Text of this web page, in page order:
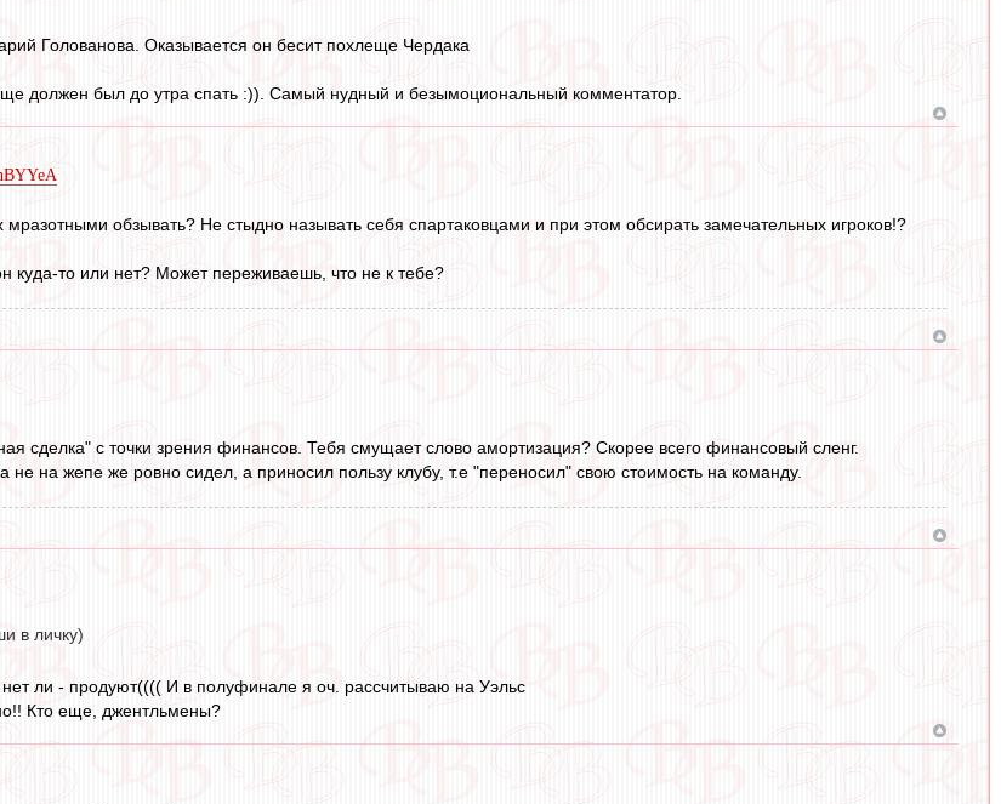
Голованова. Оказывается он бесит похлеще Чердака
должен был до утра спать :)). Самый нудный и безымоциональный комментатор.
обзывать? Не стыдно называть себя спартаковцами и при этом обсирать замечательных игроков!?
куда-то или нет? Может переживаешь, что не к тебе?
сделка" с точки зрения финансов. Тебя смущает слово амортизация? Скорее всего финансовый сленг.
не на жепе же ровно сидел, а приносил пользу клубу, т.е "переносил" свою стоимость на команду.
в личку)
нет ли - продуют(((( И в полуфинале я оч. рассчитываю на Уэльс
Кто еще, джентльмены?